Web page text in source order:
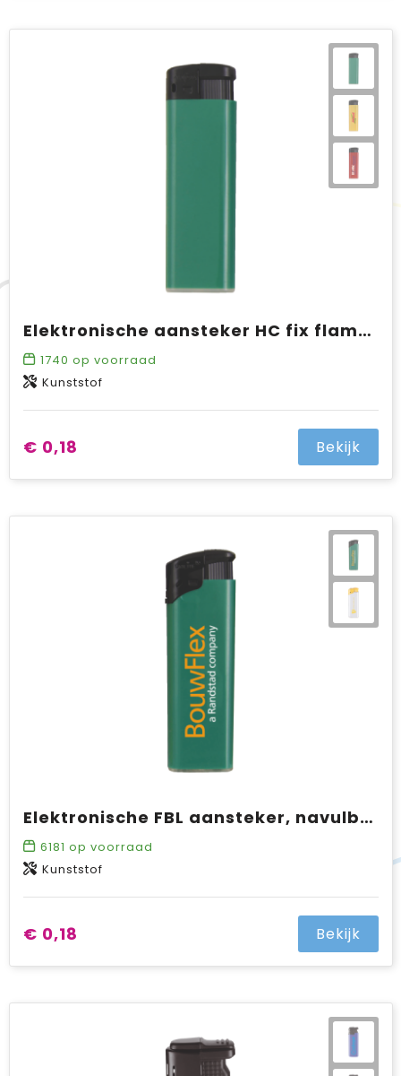
Elektronische aansteker HC fix flame SALE
1740 op voorraad
Kunststof
€ 0,18 Bekijk
Elektronische FBL aansteker, navulbaar SALE
6181 op voorraad
Kunststof
€ 0,18 Bekijk